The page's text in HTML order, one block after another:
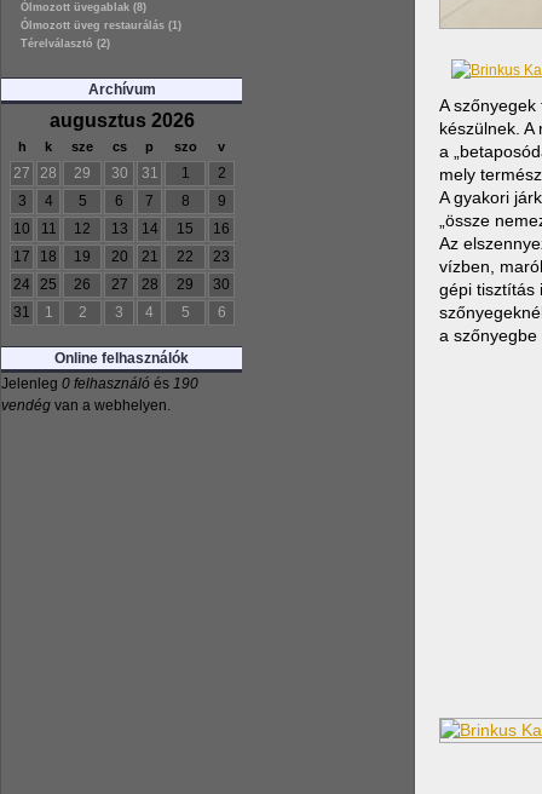
Ólmozott üvegablak (8)
Ólmozott üveg restaurálás (1)
Térelválasztó (2)
Archívum
augusztus 2026
h k sze cs p szo v
27 28 29 30 31 1
2
3
4 5 6 7 8
9
10
11 12 13 14 15
16
17
18 19 20 21 22
23
24
25 26 27 28 29
30
31
1 2 3 4 5 6
Online felhasználók
Jelenleg 0 felhasználó és 190
vendég van a webhelyen.
A
készülnek.
a
mely
A gyakori
„össze
Az
vízben,
gépi tisztítás
a